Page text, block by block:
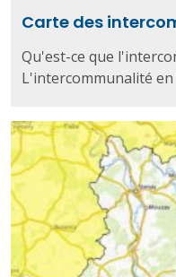
Carte des
Qu'est-ce que
L'intercommunalité en